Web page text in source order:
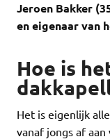
Jeroen Bakker
en eigenaar van
Hoe is
Het is eigenlijk
vanaf jongs af